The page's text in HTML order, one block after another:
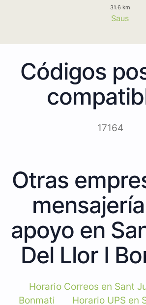
31.6 km
Saus
Códigos
17164
Otras
apoyo en
Del Llor I
Horario Correos en Sant
Bonmati
Horario UPS en